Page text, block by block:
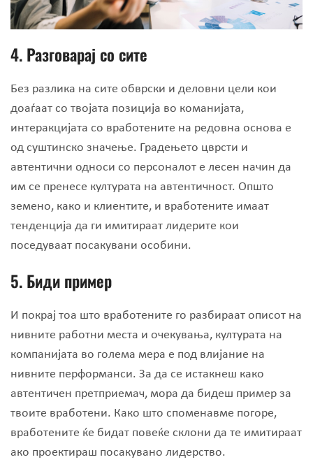
4. Разговарај со сите
Без разлика на сите обврски и деловни цели кои
доаѓаат со твојата позиција во команијата,
интеракцијата со вработените на редовна основа е
од суштинско значење. Градењето цврсти и
автентични односи со персоналот е лесен начин да
им се пренесе културата на автентичност. Општо
земено, како и клиентите, и вработените имаат
тенденција да ги имитираат лидерите кои
поседуваат посакувани особини.
5. Биди пример
И покрај тоа што вработените го разбираат описот на
нивните работни места и очекувања, културата на
компанијата во голема мера е под влијание на
нивните перформанси. За да се истакнеш како
автентичен претприемач, мора да бидеш пример за
твоите вработени. Како што споменавме погоре,
вработените ќе бидат повеќе склони да те имитираат
ако проектираш посакувано лидерство.